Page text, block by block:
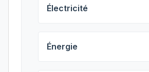
Électricité
Énergie